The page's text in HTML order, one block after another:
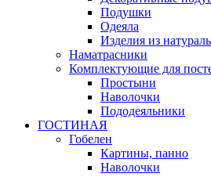
Подушки
Одеяла
Изделия из
Наматраcники
Комплектующие для
Простыни
Наволочки
Пододеяльники
ГОСТИНАЯ
Гобелен
Картины, панно
Наволочки